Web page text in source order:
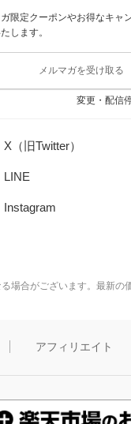
ガ限定クーポンやお得なキャ
します。
メルマガを受け取る
変更・配信
X（旧Twitter）
LINE
Instagram
合がございます。最新の
アフィリエイト